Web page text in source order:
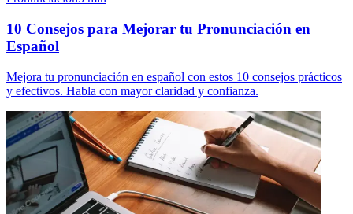
10 Consejos para Mejorar tu Pronunciación en
Español
Mejora tu pronunciación en español con estos 10 consejos prácticos
y efectivos. Habla con mayor claridad y confianza.